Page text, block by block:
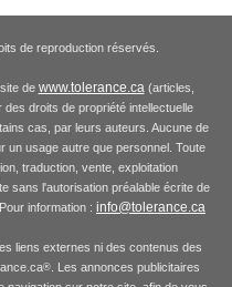
de reproduction réservés.
de www.tolerance.ca (articles,
droits de propriété intellectuelle
cas, par leurs auteurs. Aucune de
un usage autre que personnel. Toute
traduction, vente, exploitation
sans l'autorisation préalable écrite de
information : info@tolerance.ca
liens externes ni des contenus des
®. Les annonces publicitaires